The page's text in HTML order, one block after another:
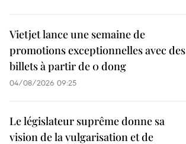
Vietjet lance une semaine de
promotions exceptionnelles avec des
billets à partir de 0 dong
04/08/2026 09:25
Le législateur suprême donne sa
vision de la vulgarisation et de